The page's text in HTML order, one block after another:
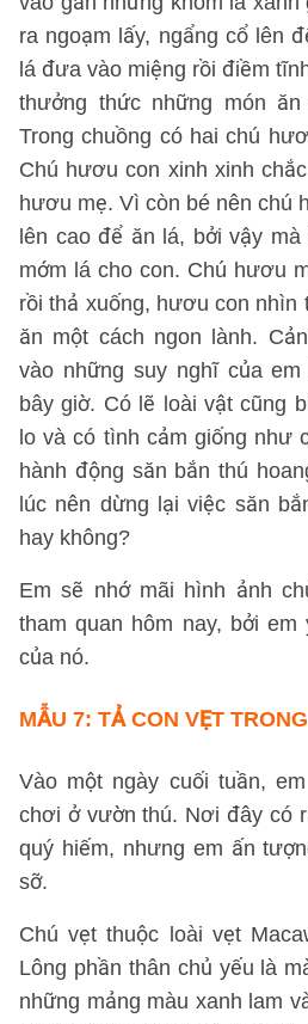
ra ngoạm lấy, ngẩng cổ lên
lá đưa vào miệng rồi điềm
thưởng thức những món
Trong chuồng có hai chú
Chú hươu con xinh xinh
hươu mẹ. Vì còn bé nên chú
lên cao để ăn lá, bởi vậy
mớm lá cho con. Chú hươu
rồi thả xuống, hươu con nhìn
ăn một cách ngon lành.
vào những suy nghĩ của
bây giờ. Có lẽ loài vật cũng
lo và có tình cảm giống như
hành động săn bắn thú
lúc nên dừng lại việc săn
hay không?
Em sẽ nhớ mãi hình ảnh
tham quan hôm nay, bởi
của nó.
MẪU 7: TẢ CON VẸT
Vào một ngày cuối tuần,
chơi ở vườn thú. Nơi đây có
quý hiếm, nhưng em ấn
sỡ.
Chú vẹt thuộc loài vẹt
Lông phần thân chủ yếu là
những mảng màu xanh lam